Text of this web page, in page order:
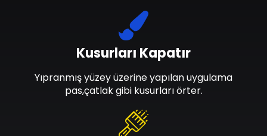
Kusurları Kapatır
Yıpranmış yüzey üzerine yapılan uygulama
pas,çatlak gibi kusurları örter.